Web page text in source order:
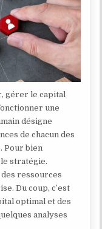
gérer le capital
une
désigne
de chacun des
Pour bien
stratégie.
ressources
Du coup, c’est
optimal et des
analyses